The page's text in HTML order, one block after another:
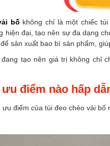
bố không chỉ là một chiếc
hiện đại, tạo nên sự đa dạng
sản xuất bao bì sản phẩm,
tạo nên giá trị không chỉ
điểm nào hấp
điểm của túi đeo chéo vải bố